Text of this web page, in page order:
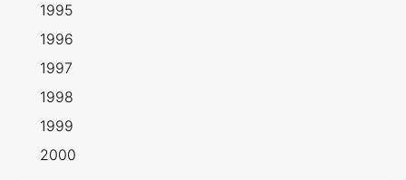
1995
1996
1997
1998
1999
2000